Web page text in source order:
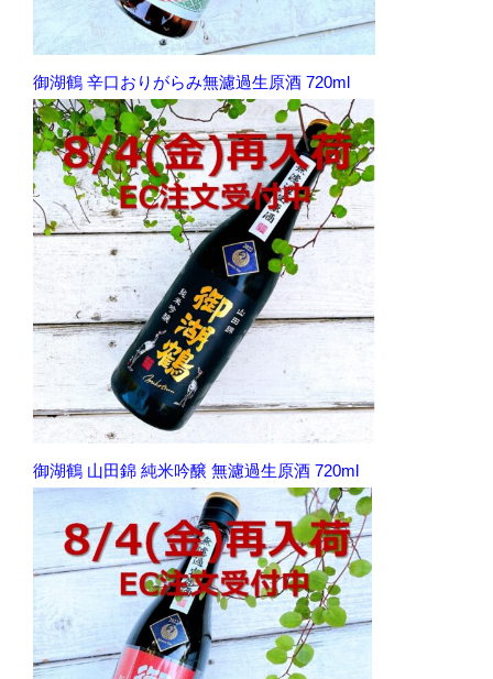
御湖鶴 辛口おりがらみ無濾過生原酒 720ml
御湖鶴 山田錦 純米吟醸 無濾過生原酒 720ml